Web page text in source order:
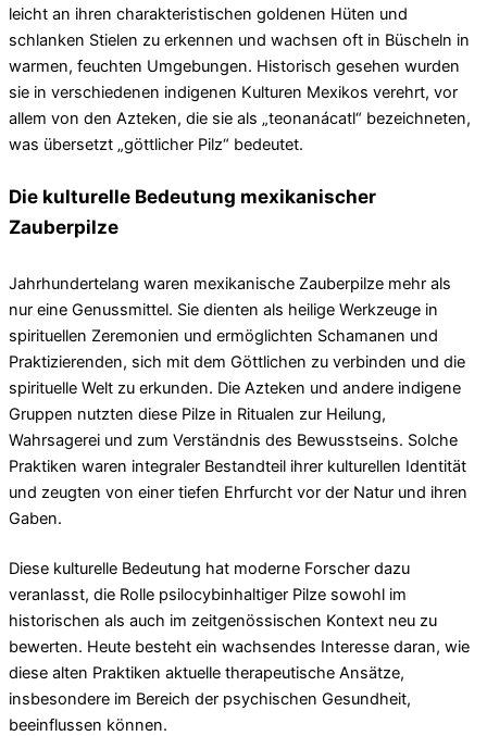
leicht an ihren charakteristischen goldenen Hüten und
schlanken Stielen zu erkennen und wachsen oft in Büscheln in
warmen, feuchten Umgebungen. Historisch gesehen wurden
sie in verschiedenen indigenen Kulturen Mexikos verehrt, vor
allem von den Azteken, die sie als „teonanácatl“ bezeichneten,
was übersetzt „göttlicher Pilz“ bedeutet.
Die kulturelle Bedeutung mexikanischer
Zauberpilze
Jahrhundertelang waren mexikanische Zauberpilze mehr als
nur eine Genussmittel. Sie dienten als heilige Werkzeuge in
spirituellen Zeremonien und ermöglichten Schamanen und
Praktizierenden, sich mit dem Göttlichen zu verbinden und die
spirituelle Welt zu erkunden. Die Azteken und andere indigene
Gruppen nutzten diese Pilze in Ritualen zur Heilung,
Wahrsagerei und zum Verständnis des Bewusstseins. Solche
Praktiken waren integraler Bestandteil ihrer kulturellen Identität
und zeugten von einer tiefen Ehrfurcht vor der Natur und ihren
Gaben.
Diese kulturelle Bedeutung hat moderne Forscher dazu
veranlasst, die Rolle psilocybinhaltiger Pilze sowohl im
historischen als auch im zeitgenössischen Kontext neu zu
bewerten. Heute besteht ein wachsendes Interesse daran, wie
diese alten Praktiken aktuelle therapeutische Ansätze,
insbesondere im Bereich der psychischen Gesundheit,
beeinflussen können.